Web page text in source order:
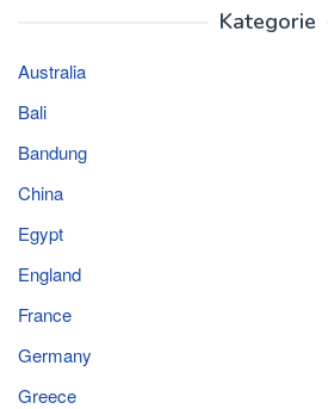
Kategorie
Australia
Bali
Bandung
China
Egypt
England
France
Germany
Greece